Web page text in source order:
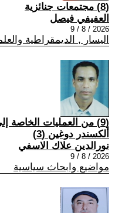
(8) مجتمعات جنائزية
العفيفي فيصل
2026 / 8 / 9
اليسار , الديمقراطية
(9) من العمليات
ألكسندر دوغين (3)
نورالدين علاك الاسفي
2026 / 8 / 9
مواضيع وابحاث سياسية